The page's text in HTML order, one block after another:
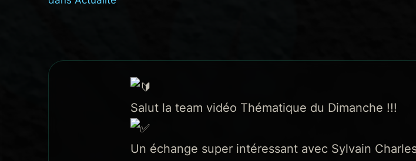
Salut la team vidéo Thématique du Dimanche !!!
Un échange super intéressant avec Sylvain